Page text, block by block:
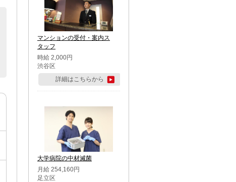
マンションの受付・案内ス
タッフ
時給 2,000円
渋谷区
詳細はこちらから
大学病院の中材滅菌
月給 254,160円
足立区